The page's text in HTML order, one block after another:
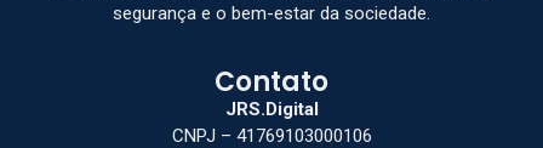
segurança e o bem-estar da sociedade.
Contato
JRS.Digital
CNPJ – 41769103000106